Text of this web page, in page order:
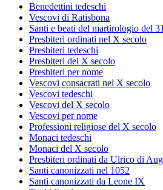
Benedettini tedeschi
Vescovi di Ratisbona
Santi e beati del martirologio del
Presbiteri ordinati nel X secolo
Presbiteri tedeschi
Presbiteri del X secolo
Presbiteri per nome
Vescovi consacrati nel X secolo
Vescovi tedeschi
Vescovi del X secolo
Vescovi per nome
Professioni religiose del X secolo
Monaci tedeschi
Monaci del X secolo
Presbiteri ordinati da Ulrico di
Santi canonizzati nel 1052
Santi canonizzati da Leone IX